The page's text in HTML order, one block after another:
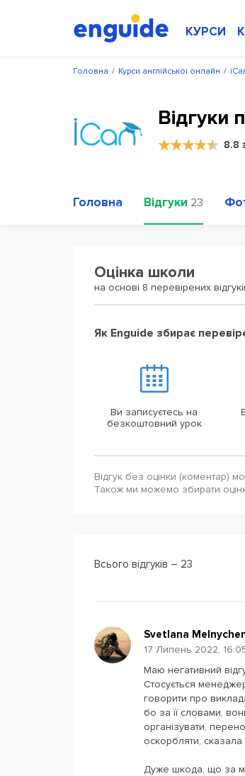
КУРСИ
/
Головна /
Курси англійської онлайн
Відгуки
8.8
Головна Відгуки 23
Оцінка школи
на основі 8 перевірених
Як Enguide збирає
Ви записуєтесь на
безкоштовний урок
Відгук без оцінки (коментар)
Також ми можемо збирати
Всього відгуків – 23
Svetlana
17 Липень 2022,
Маю негативний
Стосується
говорити про
бо за її словами,
організувати,
оскорбляти, сказала
Дуже шкода, що за